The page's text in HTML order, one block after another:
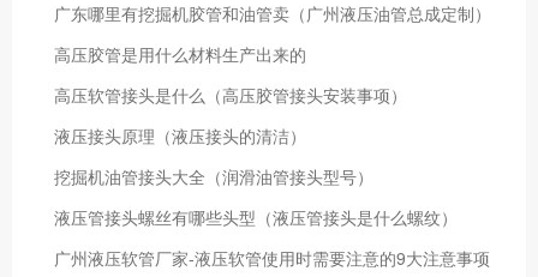
广东哪里有挖掘机胶管和油管卖（广州液压油管总成定制）
高压胶管是用什么材料生产出来的
高压软管接头是什么（高压胶管接头安装事项）
液压接头原理（液压接头的清洁）
挖掘机油管接头大全（润滑油管接头型号）
液压管接头螺丝有哪些头型（液压管接头是什么螺纹）
广州液压软管厂家-液压软管使用时需要注意的9大注意事项